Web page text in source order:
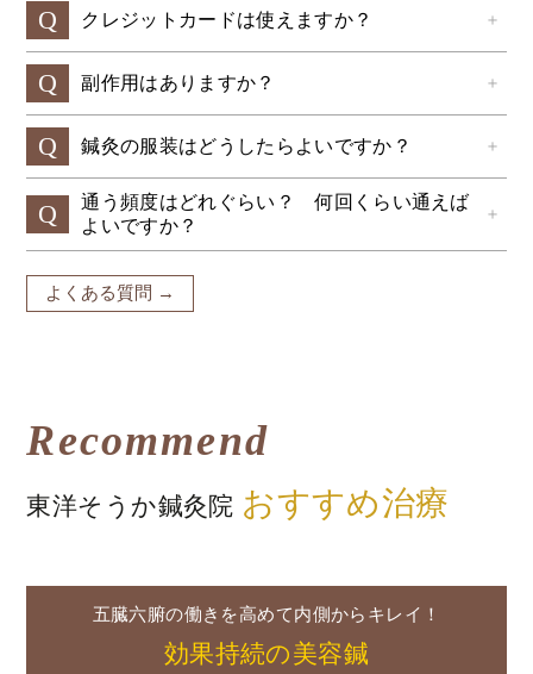
Q クレジットカードは使えますか？ ＋
Q 副作用はありますか？ ＋
Q 鍼灸の服装はどうしたらよいですか？ ＋
Q
通う頻度はどれぐらい？ 何回くらい通えば
よいですか？
＋
よくある質問 →
Recommend
東洋そうか鍼灸院 おすすめ治療
五臓六腑の働きを高めて内側からキレイ！
効果持続の美容鍼